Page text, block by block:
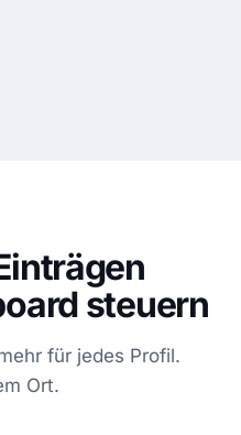
steuern
für jedes Profil.
Ort.